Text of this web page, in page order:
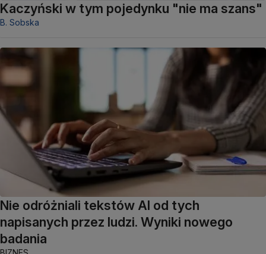
Kaczyński w tym pojedynku "nie ma szans"
B. Sobska
Nie odróżniali tekstów AI od tych
napisanych przez ludzi. Wyniki nowego
badania